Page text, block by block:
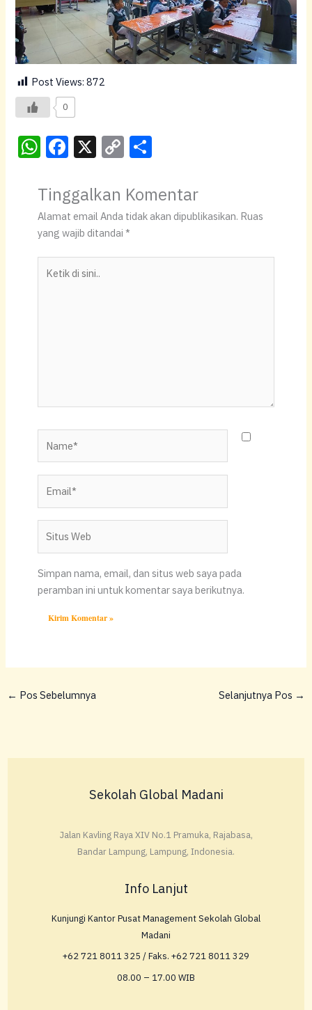
Post Views: 872
0
W
at
s
A
p
p
F
c
e
b
o
o
X C
p
y
Li
n
ar
e
Tinggalkan Komentar
Alamat email Anda tidak akan dipublikasikan. Ruas
yang wajib ditandai *
Web
Simpan nama, email, dan situs web saya pada
peramban ini untuk komentar saya berikutnya.
← Pos Sebelumnya Selanjutnya Pos →
Sekolah Global Madani
Jalan Kavling Raya XIV No.1 Pramuka, Rajabasa,
Bandar Lampung, Lampung, Indonesia.
Info Lanjut
Kunjungi Kantor Pusat Management Sekolah Global
Madani
+62 721 8011 325 / Faks. +62 721 8011 329
08.00 – 17.00 WIB